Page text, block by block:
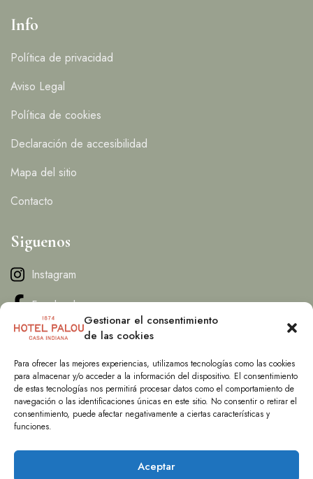
Gestionar el consentimiento
de las cookies
Para ofrecer las mejores experiencias, utilizamos tecnologías como las cookies
para almacenar y/o acceder a la información del dispositivo. El consentimiento
de estas tecnologías nos permitirá procesar datos como el comportamiento de
navegación o las identificaciones únicas en este sitio. No consentir o retirar el
consentimiento, puede afectar negativamente a ciertas características y
funciones.
Aceptar
Info
Política de privacidad
Aviso Legal
Política de cookies
Declaración de accesibilidad
Mapa del sitio
Contacto
Siguenos
Instagram
Facebook
info@hotelpalou.com
T. (+34) 626601899